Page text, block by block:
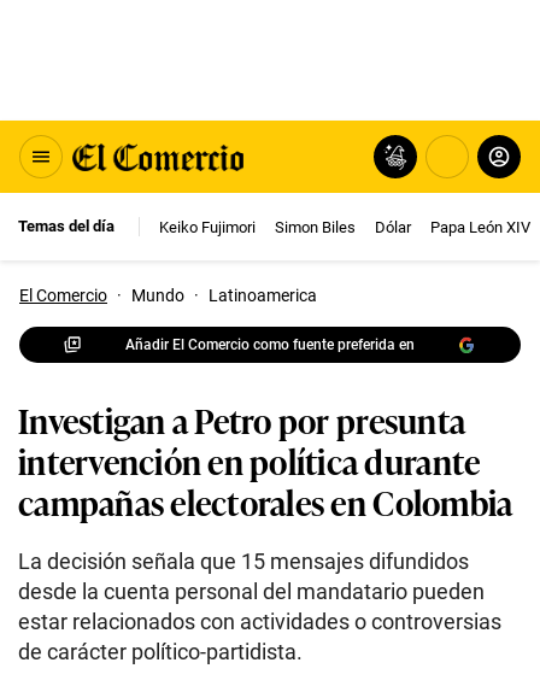
Temas del día Keiko Fujimori Simon Biles Dólar Papa León XIV
El Comercio · Mundo · Latinoamerica
Añadir El Comercio como fuente preferida en
Investigan a Petro por presunta
intervención en política durante
campañas electorales en Colombia
La decisión señala que 15 mensajes difundidos
desde la cuenta personal del mandatario pueden
estar relacionados con actividades o controversias
de carácter político-partidista.